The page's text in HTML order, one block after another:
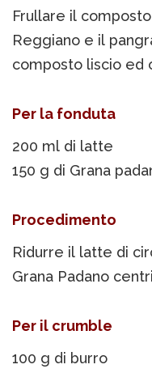
Frullare il
Reggiano e il
composto liscio ed
Per la fonduta
200 ml di latte
150 g di Grana
Procedimento
Ridurre il latte di
Grana Padano
Per il crumble
100 g di burro